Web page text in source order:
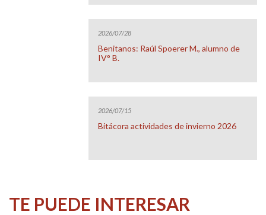
2026/07/28
Benitanos: Raúl Spoerer M., alumno de
IV° B.
2026/07/15
Bitácora actividades de invierno 2026
TE PUEDE INTERESAR